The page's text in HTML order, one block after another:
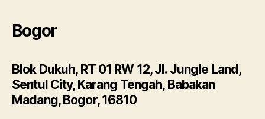
Bogor
Blok Dukuh, RT 01 RW 12, Jl. Jungle Land,
Sentul City, Karang Tengah, Babakan
Madang, Bogor, 16810